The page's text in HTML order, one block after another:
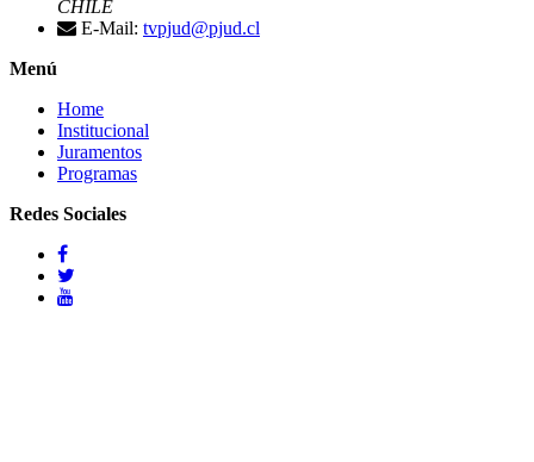
CHILE
E-Mail: tvpjud@pjud.cl
Menú
Home
Institucional
Juramentos
Programas
Redes Sociales